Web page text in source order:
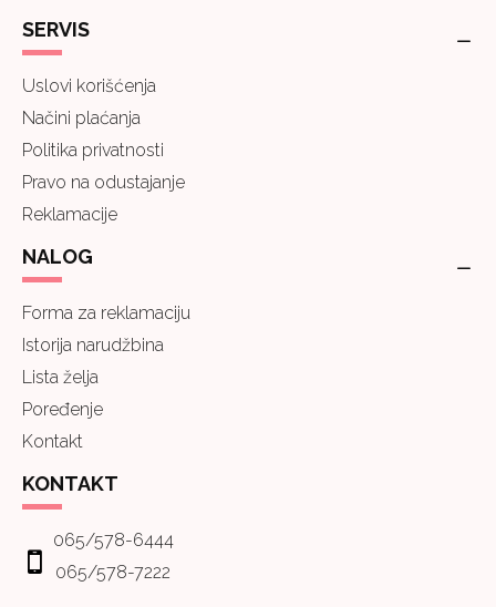
SERVIS
Uslovi korišćenja
Načini plaćanja
Politika privatnosti
Pravo na odustajanje
Reklamacije
NALOG
Forma za reklamaciju
Istorija narudžbina
Lista želja
Poređenje
Kontakt
KONTAKT
065/578-6444
065/578-7222